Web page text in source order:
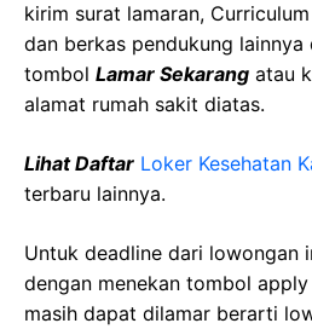
kirim surat lamaran,
dan berkas pendukung lainnya
tombol Lamar Sekarang atau
alamat rumah sakit diatas.
Lihat Daftar Loker Kesehatan
terbaru lainnya.
Untuk deadline dari lowongan
dengan menekan tombol
masih dapat dilamar berarti